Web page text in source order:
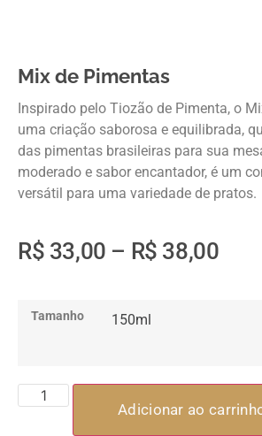
Mix de Pimentas
Inspirado pelo Tiozão de Pimenta, o
uma criação saborosa e equilibrada,
das pimentas brasileiras para sua
moderado e sabor encantador, é um
versátil para uma variedade de pratos.
R$ 33,00 – R$ 38,00
Tamanho
Adicionar ao